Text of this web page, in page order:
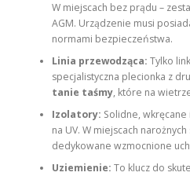
W miejscach bez prądu –
AGM. Urządzenie musi
normami bezpieczeństwa.
Linia przewodząca: Tylko
specjalistyczna plecionka z
tanie taśmy, które na
Izolatory: Solidne,
na UV. W miejscach
dedykowane wzmocnione
Uziemienie: To klucz do